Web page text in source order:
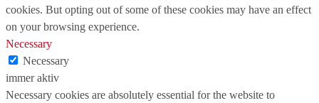
cookies. But opting out of some of these cookies may have an effect
on your browsing experience.
Necessary
Necessary
immer aktiv
Necessary cookies are absolutely essential for the website to